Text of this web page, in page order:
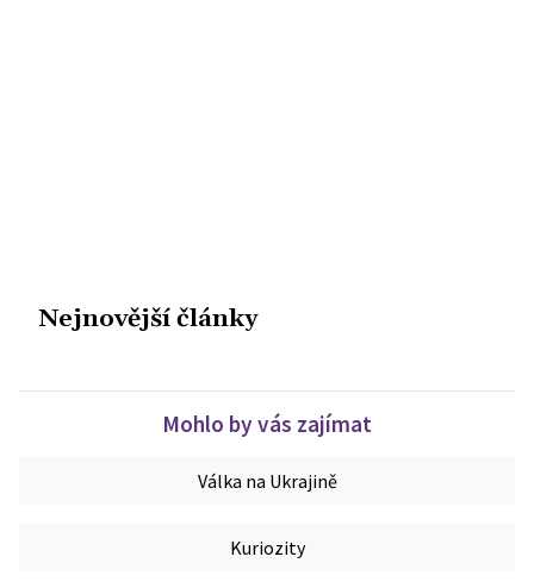
Nejnovější články
Mohlo by vás zajímat
Válka na Ukrajině
Kuriozity